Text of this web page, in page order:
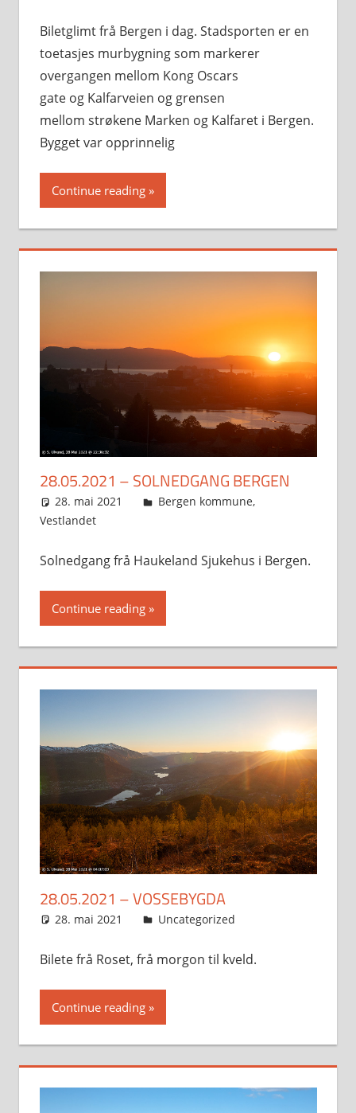
Biletglimt frå Bergen i dag. Stadsporten er en
toetasjes murbygning som markerer
overgangen mellom Kong Oscars
gate og Kalfarveien og grensen
mellom strøkene Marken og Kalfaret i Bergen.
Bygget var opprinnelig
Continue reading
28.05.2021 – SOLNEDGANG BERGEN
28. mai 2021 Svein
Bergen kommune,
Vestlandet
Solnedgang frå Haukeland Sjukehus i Bergen.
Continue reading
28.05.2021 – VOSSEBYGDA
28. mai 2021 Svein
Uncategorized
Bilete frå Roset, frå morgon til kveld.
Continue reading